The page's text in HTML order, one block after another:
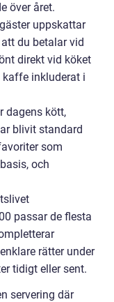
över året.
uppskattar
du betalar vid
direkt vid köket
inkluderat i
dagens kött,
blivit standard
som
och
passar de flesta
rätter under
tidigt eller sent.
servering där